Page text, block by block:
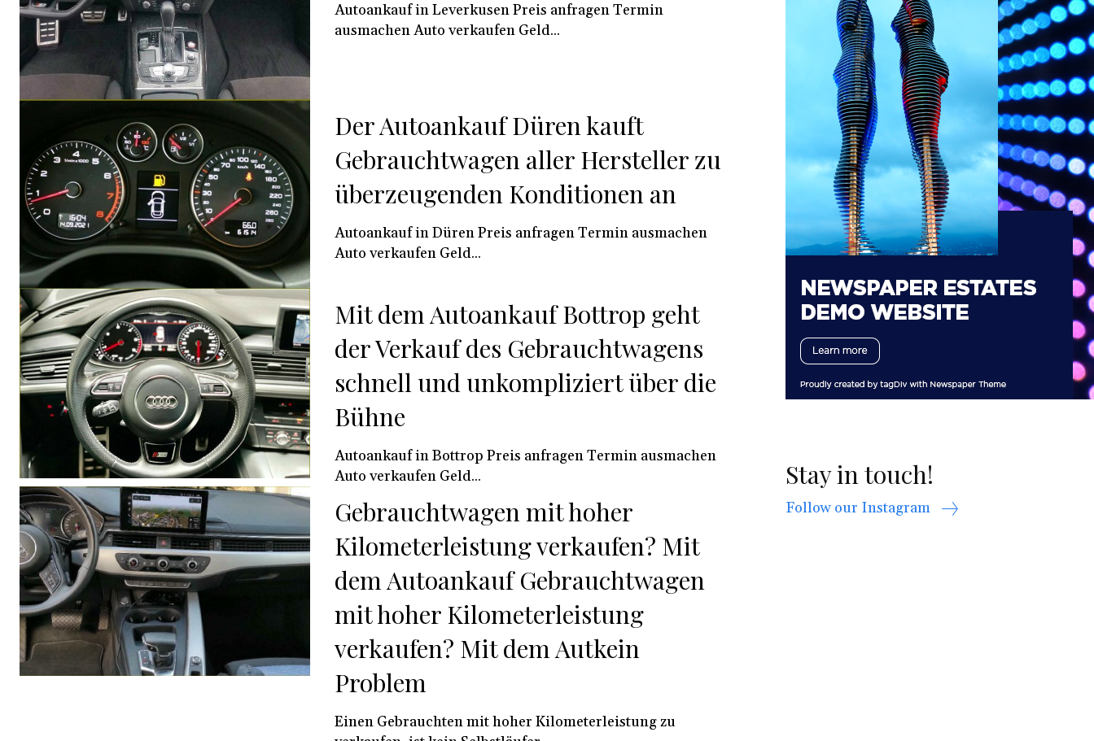
Autoankauf in Leverkusen Preis anfragen Termin
ausmachen Auto verkaufen Geld...
Der Autoankauf Düren kauft
Gebrauchtwagen aller Hersteller zu
überzeugenden Konditionen an
Autoankauf in Düren Preis anfragen Termin ausmachen
Auto verkaufen Geld...
Mit dem Autoankauf Bottrop geht
der Verkauf des Gebrauchtwagens
schnell und unkompliziert über die
Bühne
Autoankauf in Bottrop Preis anfragen Termin ausmachen
Auto verkaufen Geld...
Gebrauchtwagen mit hoher
Kilometerleistung verkaufen? Mit
dem Autoankauf Gebrauchtwagen
mit hoher Kilometerleistung
verkaufen? Mit dem Autkein
Problem
Einen Gebrauchten mit hoher Kilometerleistung zu
Stay in touch!
Follow our Instagram